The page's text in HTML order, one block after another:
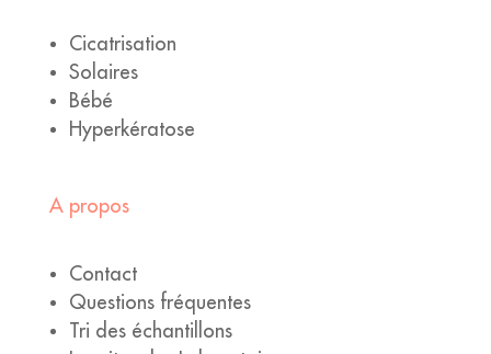
Cicatrisation
Solaires
Bébé
Hyperkératose
A propos
Contact
Questions fréquentes
Tri des échantillons